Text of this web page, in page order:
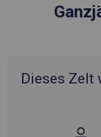
Dieses Zelt